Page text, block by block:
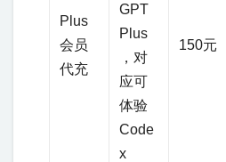
Plus
会员
代充
GPT
Plus
，对
应可
体验
Code
x
150元